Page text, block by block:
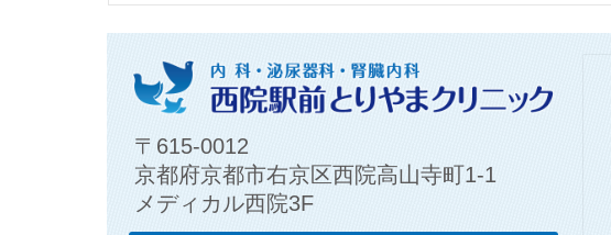
〒615-0012
京都府京都市右京区西院高山寺町1-1
メディカル西院3F